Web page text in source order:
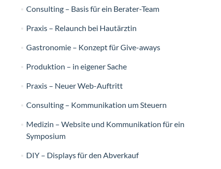
Consulting – Basis für ein Berater-Team
Praxis – Relaunch bei Hautärztin
Gastronomie – Konzept für Give-aways
Produktion – in eigener Sache
Praxis – Neuer Web-Auftritt
Consulting – Kommunikation um Steuern
Medizin – Website und Kommunikation für ein
Symposium
DIY – Displays für den Abverkauf